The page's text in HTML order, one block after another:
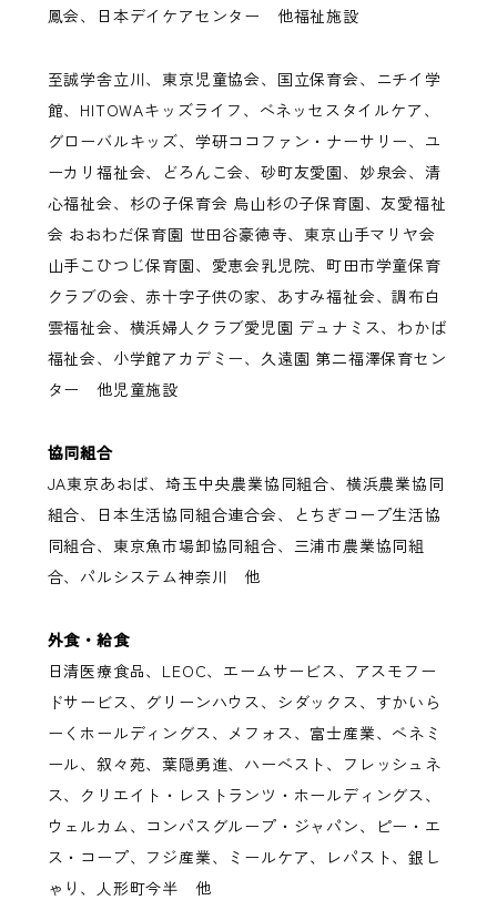
鳳会、日本デイケアセンター 他福祉施設
至誠学舎立川、東京児童協会、国立保育会、ニチイ学
館、HITOWAキッズライフ、ベネッセスタイルケア、
グローバルキッズ、学研ココファン・ナーサリー、ユ
ーカリ福祉会、どろんこ会、砂町友愛園、妙泉会、清
心福祉会、杉の子保育会 烏山杉の子保育園、友愛福祉
会 おおわだ保育園 世田谷豪徳寺、東京山手マリヤ会
山手こひつじ保育園、愛恵会乳児院、町田市学童保育
クラブの会、赤十字子供の家、あすみ福祉会、調布白
雲福祉会、横浜婦人クラブ愛児園 デュナミス、わかば
福祉会、小学館アカデミー、久遠園 第二福澤保育セン
ター 他児童施設
協同組合
JA東京あおば、埼玉中央農業協同組合、横浜農業協同
組合、日本生活協同組合連合会、とちぎコープ生活協
同組合、東京魚市場卸協同組合、三浦市農業協同組
合、パルシステム神奈川 他
外食・給食
日清医療食品、LEOC、エームサービス、アスモフー
ドサービス、グリーンハウス、シダックス、すかいら
ーくホールディングス、メフォス、富士産業、ベネミ
ール、叙々苑、葉隠勇進、ハーベスト、フレッシュネ
ス、クリエイト・レストランツ・ホールディングス、
ウェルカム、コンパスグループ・ジャパン、ピー・エ
ス・コープ、フジ産業、ミールケア、レパスト、銀し
ゃり、人形町今半 他